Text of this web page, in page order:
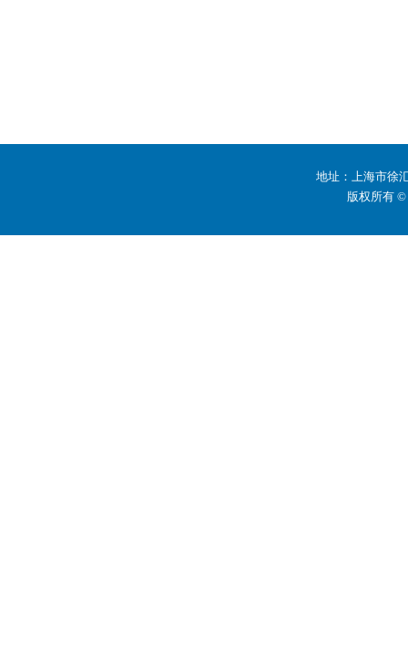
地址：上海市徐
版权所有 ©